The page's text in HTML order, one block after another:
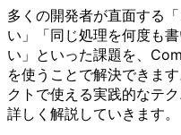
多くの開発者が直面する
い」「同じ処理を何度も
い」といった課題を、
を使うことで解決できま
クトで使える実践的なテ
詳しく解説していきます。